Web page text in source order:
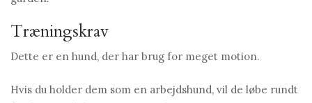
Træningskrav
Dette er en hund, der har brug for meget motion.
Hvis du holder dem som en arbejdshund, vil de løbe rundt